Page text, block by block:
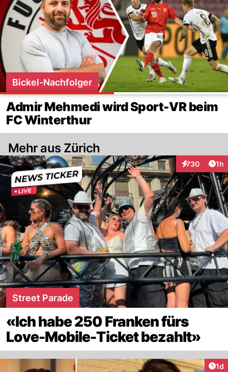
Bickel-Nachfolger
Admir Mehmedi wird Sport-VR beim
FC Winterthur
Mehr aus Zürich
730
Interaktionen
1h
Street Parade
«Ich habe 250 Franken fürs
Love-Mobile-Ticket bezahlt»
1d